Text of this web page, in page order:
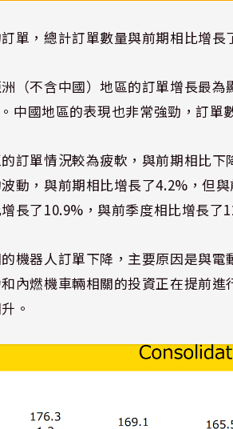
單，總計訂單數量與前期相比增長
（不含中國）地區的訂單增長最
中國地區的表現也非常強勁，訂單
訂單情況較為疲軟，與前期相比
動，與前期相比增長了4.2%，但
長了10.9%，與前季度相比增長了
機器人訂單下降，主要原因是與
內燃機車輛相關的投資正在提前
。